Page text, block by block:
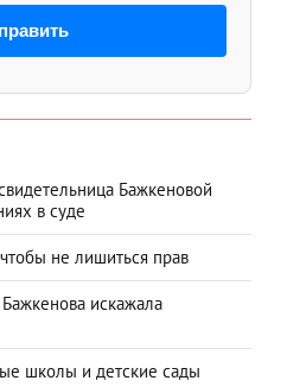
Бажкеновой
в суде
не лишиться прав
искажала
школы и детские сады